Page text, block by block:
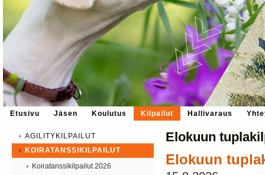
Etusivu Jäsen Koulutus Kilpailut Hallivaraus
Elokuun
Elokuun
AGILITYKILPAILUT
KOIRATANSSIKILPAILUT
Koiratanssikilpailut 2026